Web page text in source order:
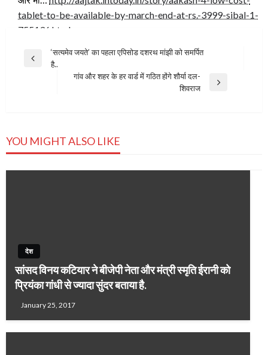
tablet-to-be-available-by-march-end-at-rs.-3999-sibal-1-
755136.html
Post
navigation
Previous
‘सत्‍यमेव जयते’ का पहला एपिसोड दशरथ मांझी को समर्पित
है..
गांव और शहर के हर वार्ड में गठित होंगे शौर्या दल-
शिवराज
YOU MIGHT ALSO LIKE
देश
सांसद विनय कटियार ने बीजेपी नेता और मंत्री स्मृति ईरानी को
प्रियंका गांधी से ज्यादा सुंदर बताया है.
January 25, 2017